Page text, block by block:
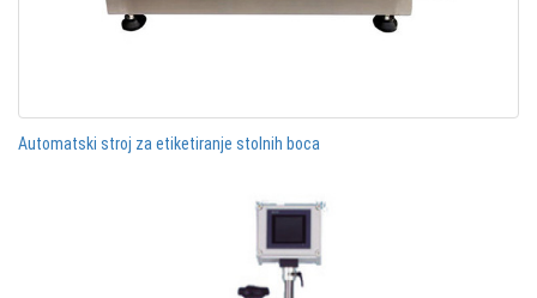
Automatski stroj za etiketiranje stolnih boca